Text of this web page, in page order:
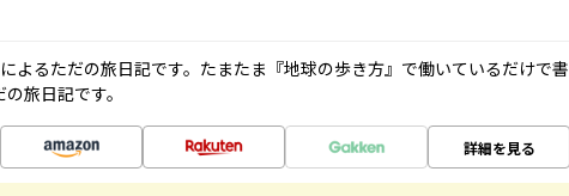
よるただの旅日記です。たまたま『地球の歩き方』で働いているだけで書
旅日記です。
詳細を見る